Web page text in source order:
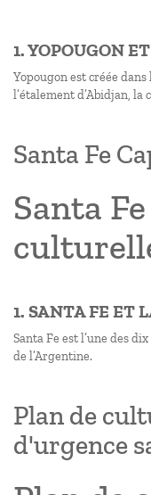
1. YOPOUGON
Yopougon est créée
l’étalement d’Abidjan, la
Santa Fe
Santa
1. SANTA FE ET
Santa Fe est l’une des
de l’Argentine.
Plan de
d'urgence